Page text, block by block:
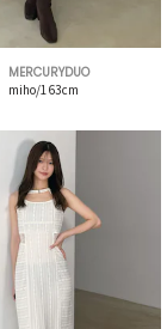
MERCURYDUO
miho/163cm